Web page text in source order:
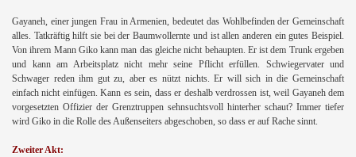
Gayaneh, einer jungen Frau in Armenien, bedeutet das Wohlbefinden der Gemeinschaft
alles. Tatkräftig hilft sie bei der Baumwollernte und ist allen anderen ein gutes Beispiel.
Von ihrem Mann Giko kann man das gleiche nicht behaupten. Er ist dem Trunk ergeben
und kann am Arbeitsplatz nicht mehr seine Pflicht erfüllen. Schwiegervater und
Schwager reden ihm gut zu, aber es nützt nichts. Er will sich in die Gemeinschaft
einfach nicht einfügen. Kann es sein, dass er deshalb verdrossen ist, weil Gayaneh dem
vorgesetzten Offizier der Grenztruppen sehnsuchtsvoll hinterher schaut? Immer tiefer
wird Giko in die Rolle des Außenseiters abgeschoben, so dass er auf Rache sinnt.
Zweiter Akt: